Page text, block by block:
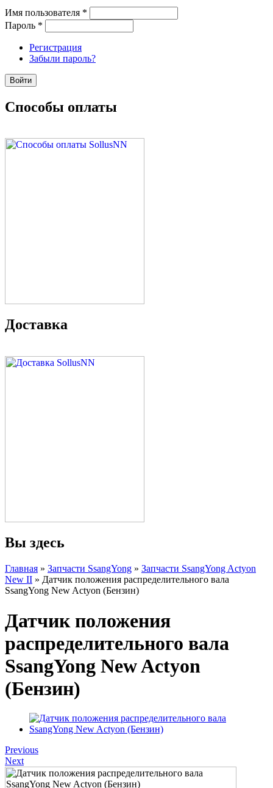
Имя пользователя *
Пароль *
Регистрация
Забыли пароль?
Способы оплаты
Доставка
Вы здесь
Главная » Запчасти SsangYong » Запчасти SsangYong Actyon
New II » Датчик положения распределительного вала
SsangYong New Actyon (Бензин)
Датчик положения
распределительного вала
SsangYong New Actyon
(Бензин)
Previous
Next